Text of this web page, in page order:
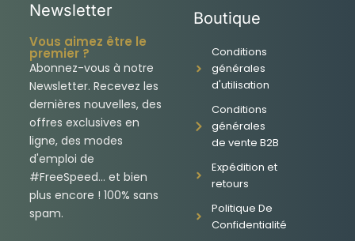
Newsletter
Vous aimez être le
premier ?
Abonnez-vous à notre
Newsletter. Recevez les
dernières nouvelles, des
offres exclusives en
ligne, des modes
d'emploi de
#FreeSpeed... et bien
plus encore ! 100% sans
spam.
Boutique
Conditions
générales
d'utilisation
Conditions
générales
de vente B2B
Expédition et
retours
Politique De
Confidentialité